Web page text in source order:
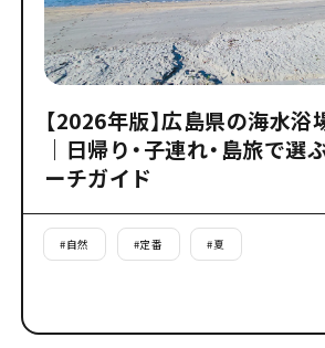
【2026年版】広島県の海水浴
｜日帰り・子連れ・島旅で選
ーチガイド
#自然 #定番 #夏